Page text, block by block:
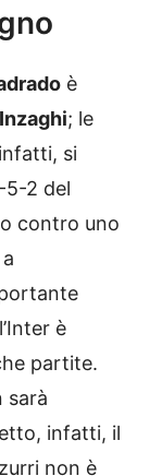
è
Inzaghi; le
si
2 del
contro uno
è
partite.
sarà
infatti, il
non è